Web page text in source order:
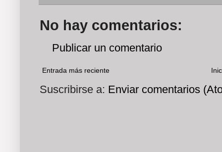
No hay comentarios:
Publicar un comentario
Entrada más reciente
Suscribirse a: Enviar comentarios